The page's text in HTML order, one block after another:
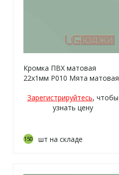
Кромка ПВХ матовая
22х1мм P010 Мята матовая
Зарегистрируйтесь, чтобы
узнать цену
150 шт на складе